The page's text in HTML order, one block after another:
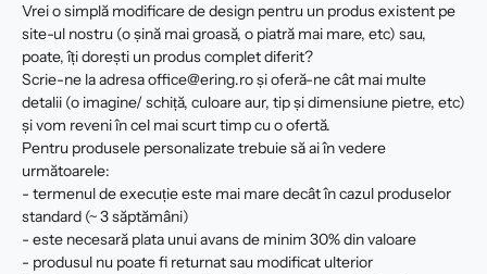
Vrei o simplă modificare de design pentru un produs existent pe
site-ul nostru (o șină mai groasă, o piatră mai mare, etc) sau,
poate, îți dorești un produs complet diferit?
Scrie-ne la adresa office@ering.ro și oferă-ne cât mai multe
detalii (o imagine/ schiță, culoare aur, tip și dimensiune pietre, etc)
și vom reveni în cel mai scurt timp cu o ofertă.
Pentru produsele personalizate trebuie să ai în vedere
următoarele:
- termenul de execuție este mai mare decât în cazul produselor
standard (~ 3 săptămâni)
- este necesară plata unui avans de minim 30% din valoare
- produsul nu poate fi returnat sau modificat ulterior